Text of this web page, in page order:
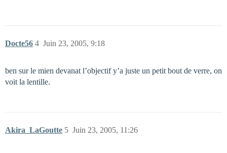
Docte56 Juin 23, 2005, 9:18
4
ben sur le mien devanat l’objectif y’a juste un petit bout de verre, on
voit la lentille.
Akira_LaGoutte Juin 23, 2005, 11:26
5